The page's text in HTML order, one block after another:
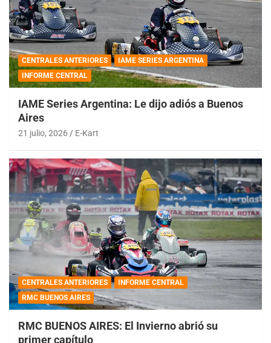
CENTRALES ANTERIORES
IAME SERIES ARGENTINA
INFORME CENTRAL
IAME Series Argentina: Le dijo adiós a Buenos
Aires
21 julio, 2026 E-Kart
CENTRALES ANTERIORES
INFORME CENTRAL
RMC BUENOS AIRES
RMC BUENOS AIRES: El Invierno abrió su
primer capítulo